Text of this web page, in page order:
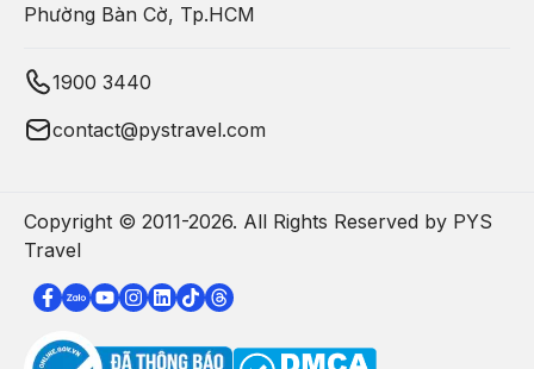
Phường Bàn Cờ, Tp.HCM
1900 3440
contact@pystravel.com
Copyright © 2011-2026. All Rights Reserved by PYS
Travel